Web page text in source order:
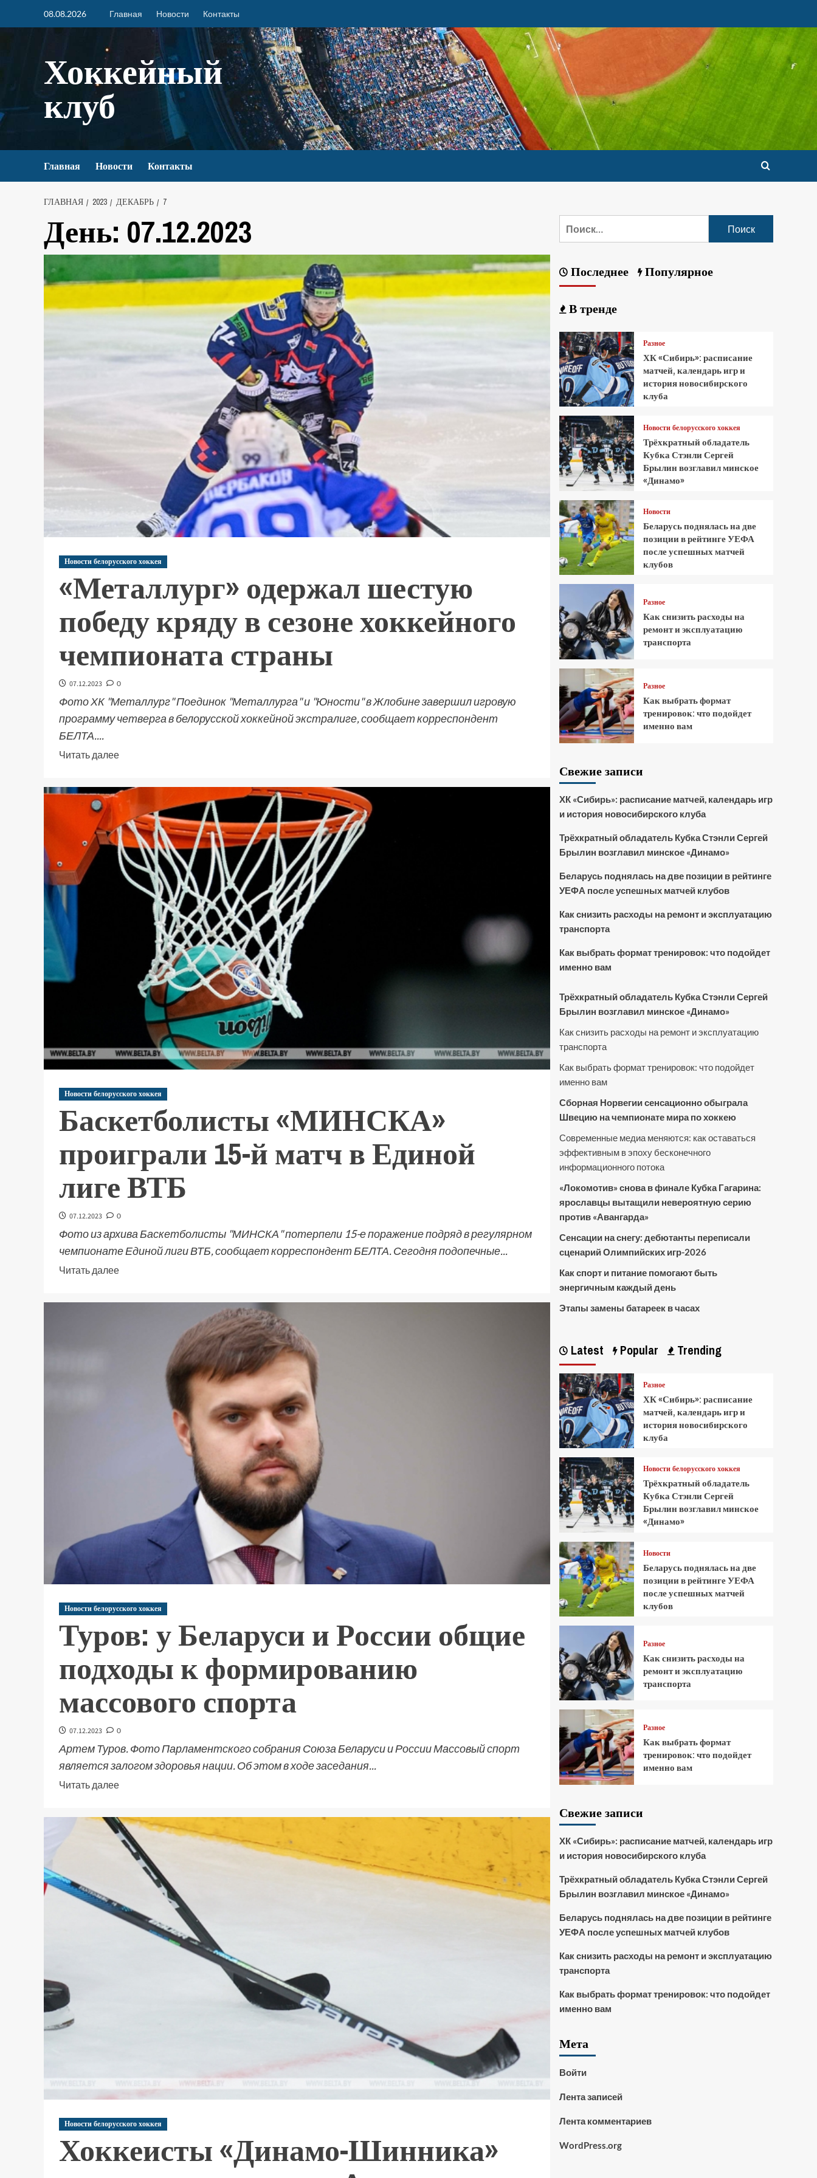
08.08.2026 Главная Новости Контакты
Хоккейный
клуб
Главная Новости Контакты
ГЛАВНАЯ 2023 ДЕКАБРЬ 7
День: 07.12.2023
Новости белорусского хоккея
«Металлург» одержал шестую
победу кряду в сезоне хоккейного
чемпионата страны
07.12.2023 0
Фото ХК "Металлург" Поединок "Металлурга" и "Юности" в Жлобине завершил игровую
программу четверга в белорусской хоккейной экстралиге, сообщает корреспондент
БЕЛТА....
Читать далее
Новости белорусского хоккея
Баскетболисты «МИНСКА»
проиграли 15-й матч в Единой
лиге ВТБ
07.12.2023 0
Фото из архива Баскетболисты "МИНСКА" потерпели 15-е поражение подряд в регулярном
чемпионате Единой лиги ВТБ, сообщает корреспондент БЕЛТА. Сегодня подопечные...
Читать далее
Новости белорусского хоккея
Туров: у Беларуси и России общие
подходы к формированию
массового спорта
07.12.2023 0
Артем Туров. Фото Парламентского собрания Союза Беларуси и России Массовый спорт
является залогом здоровья нации. Об этом в ходе заседания...
Читать далее
Новости белорусского хоккея
Хоккеисты «Динамо-Шинника»
Последнее Популярное
В тренде
Разное
ХК «Сибирь»: расписание
матчей, календарь игр и
история новосибирского
клуба
Новости белорусского хоккея
Трёхкратный обладатель
Кубка Стэнли Сергей
Брылин возглавил минское
«Динамо»
Новости
Беларусь поднялась на две
позиции в рейтинге УЕФА
после успешных матчей
клубов
Разное
Как снизить расходы на
ремонт и эксплуатацию
транспорта
Разное
Как выбрать формат
тренировок: что подойдет
именно вам
Свежие записи
ХК «Сибирь»: расписание матчей, календарь игр
и история новосибирского клуба
Трёхкратный обладатель Кубка Стэнли Сергей
Брылин возглавил минское «Динамо»
Беларусь поднялась на две позиции в рейтинге
УЕФА после успешных матчей клубов
Как снизить расходы на ремонт и эксплуатацию
транспорта
Как выбрать формат тренировок: что подойдет
именно вам
Трёхкратный обладатель Кубка Стэнли Сергей
Брылин возглавил минское «Динамо»
Как снизить расходы на ремонт и эксплуатацию
транспорта
Как выбрать формат тренировок: что подойдет
именно вам
Сборная Норвегии сенсационно обыграла
Швецию на чемпионате мира по хоккею
Современные медиа меняются: как оставаться
эффективным в эпоху бесконечного
информационного потока
«Локомотив» снова в финале Кубка Гагарина:
ярославцы вытащили невероятную серию
против «Авангарда»
Сенсации на снегу: дебютанты переписали
сценарий Олимпийских игр-2026
Как спорт и питание помогают быть
энергичным каждый день
Этапы замены батареек в часах
Latest Popular Trending
Разное
ХК «Сибирь»: расписание
матчей, календарь игр и
история новосибирского
клуба
Новости белорусского хоккея
Трёхкратный обладатель
Кубка Стэнли Сергей
Брылин возглавил минское
«Динамо»
Новости
Беларусь поднялась на две
позиции в рейтинге УЕФА
после успешных матчей
клубов
Разное
Как снизить расходы на
ремонт и эксплуатацию
транспорта
Разное
Как выбрать формат
тренировок: что подойдет
именно вам
Свежие записи
ХК «Сибирь»: расписание матчей, календарь игр
и история новосибирского клуба
Трёхкратный обладатель Кубка Стэнли Сергей
Брылин возглавил минское «Динамо»
Беларусь поднялась на две позиции в рейтинге
УЕФА после успешных матчей клубов
Как снизить расходы на ремонт и эксплуатацию
транспорта
Как выбрать формат тренировок: что подойдет
именно вам
Мета
Войти
Лента записей
Лента комментариев
WordPress.org